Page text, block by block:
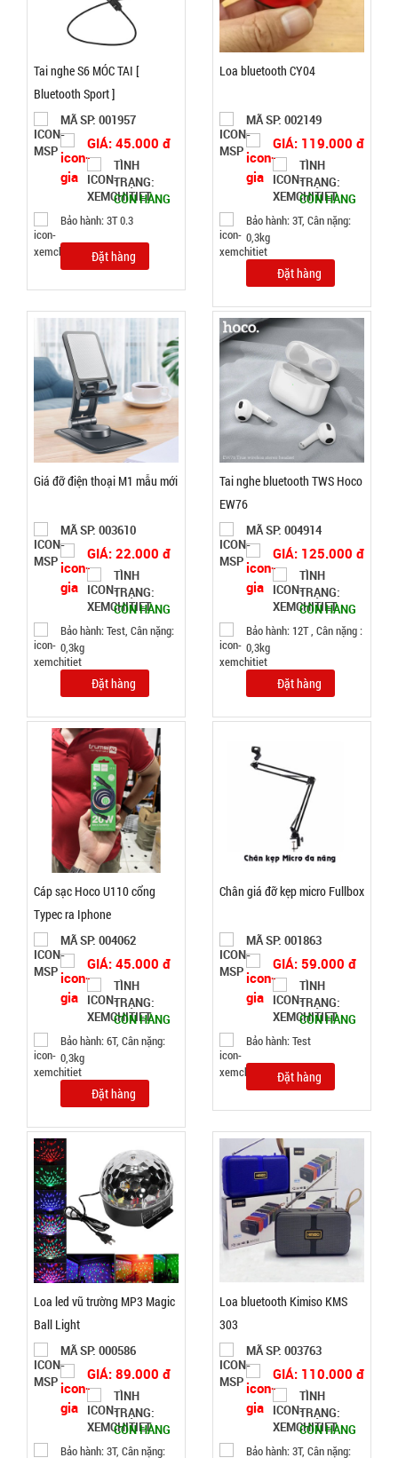
Set 10 khăn
002874
8.500 đ
TRẠNG:
Bảo
Cân nặng:
0.2kg
Đặt
hàng
Bình thủy
tinh nắp
Inox có
quai 500ml
SP:
5.900 đ
Đặt
Khay làm
tròn có nắp
đậy
GIÁ:
5.900 đ
TÌNH
TRẠNG:
CÒN HÀNG
Bảo
Cân nặng:
0,5kg
hàng
Tai nghe S6 MÓC TAI [
Bluetooth Sport ]
MÃ SP: 001957
GIÁ: 45.000 đ
TÌNH
TRẠNG:
CÒN HÀNG
Bảo hành: 3T 0.3
Đặt hàng
Loa bluetooth CY04
MÃ SP: 002149
GIÁ: 119.000 đ
TÌNH
TRẠNG:
CÒN HÀNG
Bảo hành: 3T, Cân nặng:
0,3kg
Đặt hàng
Giá đỡ điện thoại M1 mẫu mới
MÃ SP: 003610
GIÁ: 22.000 đ
TÌNH
TRẠNG:
CÒN HÀNG
Bảo hành: Test, Cân nặng:
0,3kg
Đặt hàng
Tai nghe bluetooth TWS Hoco
EW76
MÃ SP: 004914
GIÁ: 125.000 đ
TÌNH
TRẠNG:
CÒN HÀNG
Bảo hành: 12T , Cân nặng :
0,3kg
Đặt hàng
Cáp sạc Hoco U110 cổng
Typec ra Iphone
MÃ SP: 004062
GIÁ: 45.000 đ
TÌNH
TRẠNG:
CÒN HÀNG
Bảo hành: 6T, Cân nặng:
0,3kg
Đặt hàng
Chân giá đỡ kẹp micro Fullbox
MÃ SP: 001863
GIÁ: 59.000 đ
TÌNH
TRẠNG:
CÒN HÀNG
Bảo hành: Test
Đặt hàng
Loa led vũ trường MP3 Magic
Ball Light
MÃ SP: 000586
GIÁ: 89.000 đ
TÌNH
TRẠNG:
CÒN HÀNG
Bảo hành: 3T, Cân nặng:
Loa bluetooth Kimiso KMS
303
MÃ SP: 003763
GIÁ: 110.000 đ
TÌNH
TRẠNG:
CÒN HÀNG
Bảo hành: 3T, Cân nặng: